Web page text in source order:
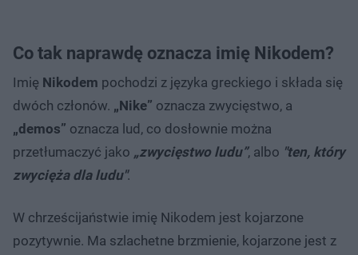
Co tak naprawdę oznacza imię Nikodem?
Imię Nikodem pochodzi z języka greckiego i składa się
dwóch członów. „Nike” oznacza zwycięstwo, a
„demos” oznacza lud, co dosłownie można
przetłumaczyć jako „zwycięstwo ludu”, albo "ten, który
zwycięża dla ludu".
W chrześcijaństwie imię Nikodem jest kojarzone
pozytywnie. Ma szlachetne brzmienie, kojarzone jest z